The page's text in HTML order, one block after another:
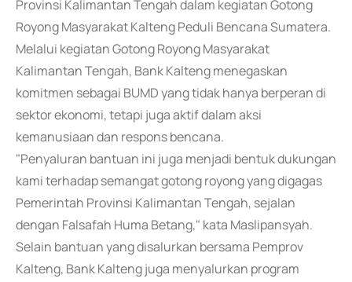
Provinsi Kalimantan Tengah dalam kegiatan Gotong
Royong Masyarakat Kalteng Peduli Bencana Sumatera.
Melalui kegiatan Gotong Royong Masyarakat
Kalimantan Tengah, Bank Kalteng menegaskan
komitmen sebagai BUMD yang tidak hanya berperan di
sektor ekonomi, tetapi juga aktif dalam aksi
kemanusiaan dan respons bencana.
"Penyaluran bantuan ini juga menjadi bentuk dukungan
kami terhadap semangat gotong royong yang digagas
Pemerintah Provinsi Kalimantan Tengah, sejalan
dengan Falsafah Huma Betang," kata Maslipansyah.
Selain bantuan yang disalurkan bersama Pemprov
Kalteng, Bank Kalteng juga menyalurkan program